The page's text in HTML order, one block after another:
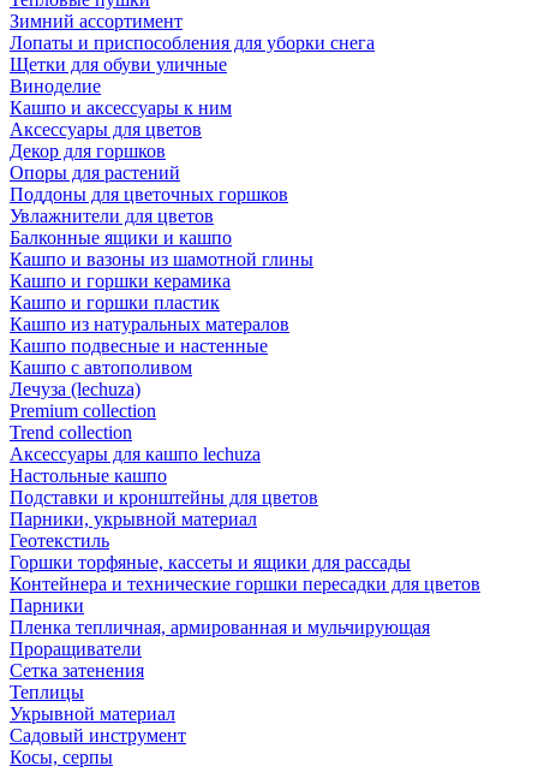
Зимний ассортимент
Лопаты и приспособления для уборки снега
Щетки для обуви уличные
Виноделие
Кашпо и аксессуары к ним
Аксессуары для цветов
Декор для горшков
Опоры для растений
Поддоны для цветочных горшков
Увлажнители для цветов
Балконные ящики и кашпо
Кашпо и вазоны из шамотной глины
Кашпо и горшки керамика
Кашпо и горшки пластик
Кашпо из натуральных матералов
Кашпо подвесные и настенные
Кашпо с автополивом
Лечуза (lechuza)
Premium collection
Trend collection
Аксессуары для кашпо lechuza
Настольные кашпо
Подставки и кронштейны для цветов
Парники, укрывной материал
Геотекстиль
Горшки торфяные, кассеты и ящики для рассады
Контейнера и технические горшки пересадки для цветов
Парники
Пленка тепличная, армированная и мульчирующая
Проращиватели
Сетка затенения
Теплицы
Укрывной материал
Садовый инструмент
Косы, серпы